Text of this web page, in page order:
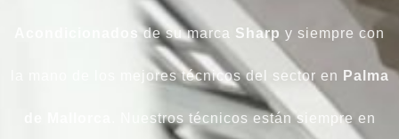
Acondicionados de su marca Sharp y siempre con
la mano de los mejores técnicos del sector en Palma
. Nuestros técnicos están siempre en